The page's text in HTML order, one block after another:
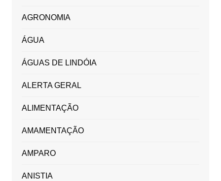
AGRONOMIA
ÁGUA
ÁGUAS DE LINDÓIA
ALERTA GERAL
ALIMENTAÇÃO
AMAMENTAÇÃO
AMPARO
ANISTIA